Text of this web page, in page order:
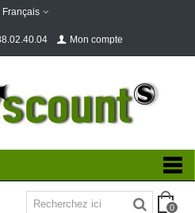
Français
Mon compte
0